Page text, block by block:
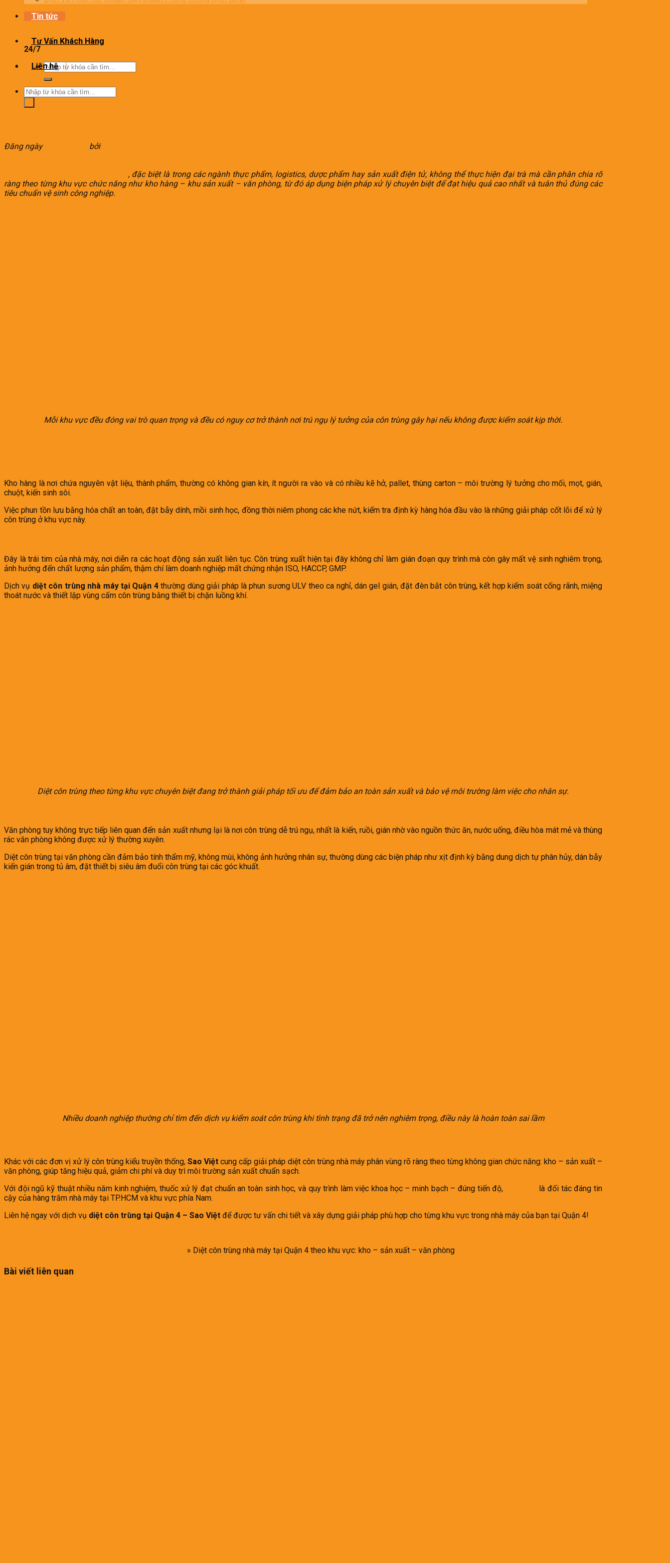
24/7
Tìm
kiếm:
Tin tức
Tư Vấn Khách Hàng
Liên hệ
Tìm
kiếm:
Đăng ngày bởi
, đặc biệt là trong các ngành thực phẩm, logistics, dược phẩm hay sản xuất điện tử, không thể thực hiện đại trà mà cần phân chia rõ
ràng theo từng khu vực chức năng như kho hàng – khu sản xuất – văn phòng, từ đó áp dụng biện pháp xử lý chuyên biệt để đạt hiệu quả cao nhất và tuân thủ đúng các
tiêu chuẩn vệ sinh công nghiệp.
Mỗi khu vực đều đóng vai trò quan trọng và đều có nguy cơ trở thành nơi trú ngụ lý tưởng của côn trùng gây hại nếu không được kiểm soát kịp thời.
Kho hàng là nơi chứa nguyên vật liệu, thành phẩm, thường có không gian kín, ít người ra vào và có nhiều kẽ hở, pallet, thùng carton – môi trường lý tưởng cho mối, mọt, gián,
chuột, kiến sinh sôi.
Việc phun tồn lưu bằng hóa chất an toàn, đặt bẫy dính, mồi sinh học, đồng thời niêm phong các khe nứt, kiểm tra định kỳ hàng hóa đầu vào là những giải pháp cốt lõi để xử lý
côn trùng ở khu vực này.
Đây là trái tim của nhà máy, nơi diễn ra các hoạt động sản xuất liên tục. Côn trùng xuất hiện tại đây không chỉ làm gián đoạn quy trình mà còn gây mất vệ sinh nghiêm trọng,
ảnh hưởng đến chất lượng sản phẩm, thậm chí làm doanh nghiệp mất chứng nhận ISO, HACCP, GMP.
Dịch vụ diệt côn trùng nhà máy tại Quận 4thường dùng giải pháp là phun sương ULV theo ca nghỉ, dán gel gián, đặt đèn bắt côn trùng, kết hợp kiểm soát cống rãnh, miệng
thoát nước và thiết lập vùng cấm côn trùng bằng thiết bị chặn luồng khí.
Diệt côn trùng theo từng khu vực chuyên biệt đang trở thành giải pháp tối ưu để đảm bảo an toàn sản xuất và bảo vệ môi trường làm việc cho nhân sự.
Văn phòng tuy không trực tiếp liên quan đến sản xuất nhưng lại là nơi côn trùng dễ trú ngụ, nhất là kiến, ruồi, gián nhờ vào nguồn thức ăn, nước uống, điều hòa mát mẻ và thùng
rác văn phòng không được xử lý thường xuyên.
Diệt côn trùng tại văn phòng cần đảm bảo tính thẩm mỹ, không mùi, không ảnh hưởng nhân sự, thường dùng các biện pháp như xịt định kỳ bằng dung dịch tự phân hủy, dán bẫy
kiến gián trong tủ âm, đặt thiết bị siêu âm đuổi côn trùng tại các góc khuất.
Nhiều doanh nghiệp thường chỉ tìm đến dịch vụ kiểm soát côn trùng khi tình trạng đã trở nên nghiêm trọng, điều này là hoàn toàn sai lầm
Khác với các đơn vị xử lý côn trùng kiểu truyền thống, Sao Việt cung cấp giải pháp diệt côn trùng nhà máy phân vùng rõ ràng theo từng không gian chức năng: kho – sản xuất –
văn phòng, giúp tăng hiệu quả, giảm chi phí và duy trì môi trường sản xuất chuẩn sạch.
Với đội ngũ kỹ thuật nhiều năm kinh nghiệm, thuốc xử lý đạt chuẩn an toàn sinh học, và quy trình làm việc khoa học – minh bạch – đúng tiến độ,
là đối tác đáng tin
cậy của hàng trăm nhà máy tại TP.HCM và khu vực phía Nam.
Liên hệ ngay với dịch vụ diệt côn trùng tại Quận 4 – Sao Việt để được tư vấn chi tiết và xây dựng giải pháp phù hợp cho từng khu vực trong nhà máy của bạn tại Quận 4!
» Diệt côn trùng nhà máy tại Quận 4 theo khu vực: kho – sản xuất – văn phòng
Bài viết liên quan